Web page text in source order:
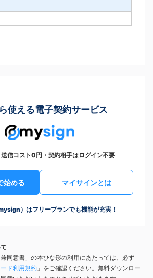
使える電子契約サービス
信コスト0円・契約相手はログイン不要
始める マイサインとは
）はフリープランでも機能が充実！
兼同意書」の本ひな形の利用にあたっては、必ず
ド利用規約 」をご確認ください。無料ダウンロー